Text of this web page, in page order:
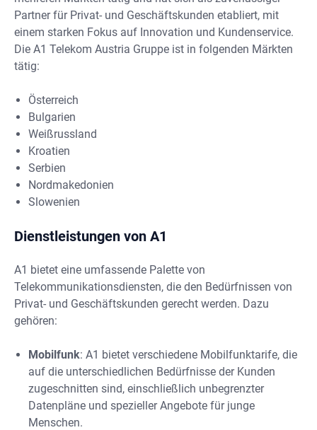
Partner für Privat- und Geschäftskunden etabliert, mit
einem starken Fokus auf Innovation und Kundenservice.
Die A1 Telekom Austria Gruppe ist in folgenden Märkten
tätig:
Österreich
Bulgarien
Weißrussland
Kroatien
Serbien
Nordmakedonien
Slowenien
Dienstleistungen von A1
A1 bietet eine umfassende Palette von
Telekommunikationsdiensten, die den Bedürfnissen von
Privat- und Geschäftskunden gerecht werden. Dazu
gehören:
Mobilfunk: A1 bietet verschiedene Mobilfunktarife, die
auf die unterschiedlichen Bedürfnisse der Kunden
zugeschnitten sind, einschließlich unbegrenzter
Datenpläne und spezieller Angebote für junge
Menschen.